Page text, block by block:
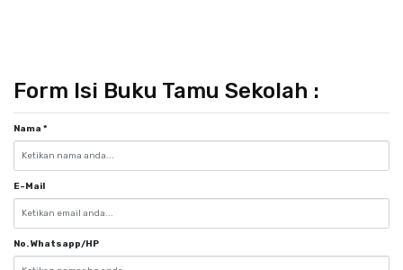
Form Isi Buku Tamu Sekolah :
Nama *
E-Mail
No. Whatsapp/HP